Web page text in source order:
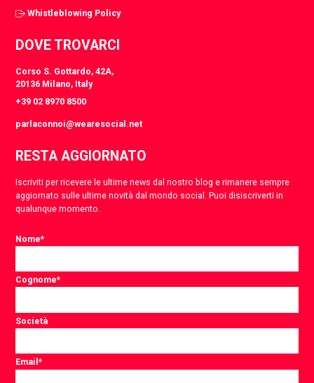
Whistleblowing Policy
DOVE TROVARCI
Corso S. Gottardo, 42A,
20136 Milano, Italy
+39 02 8970 8500
parlaconnoi@wearesocial.net
RESTA AGGIORNATO
Iscriviti per ricevere le ultime news dal nostro blog e rimanere sempre
aggiornato sulle ultime novità dal mondo social. Puoi disiscriverti in
qualunque momento.
Nome*
Cognome*
Società
Email*